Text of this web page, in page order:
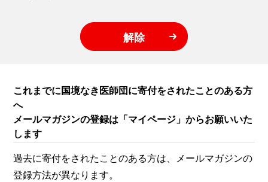
解除
これまでに国境なき医師団に寄付をされたことのある方
へ
メールマガジンの登録は「マイページ」からお願いいた
します
過去に寄付をされたことのある方は、メールマガジンの
登録方法が異なります。